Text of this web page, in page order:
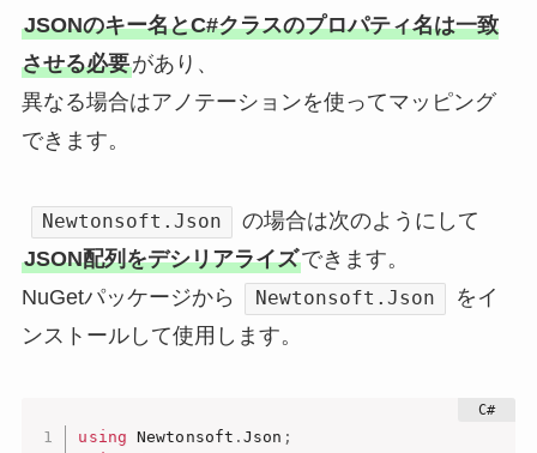
JSONのキー名とC#クラスのプロパティ名は一致
させる必要があり、
異なる場合はアノテーションを使ってマッピング
できます。
Newtonsoft.Json
の場合は次のようにして
JSON配列をデシリアライズできます。
NuGetパッケージから
Newtonsoft.Json
をイ
ンストールして使用します。
using Newtonsoft .Json ;